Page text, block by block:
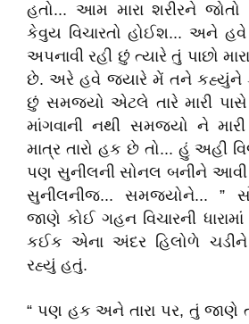
હતો... આમ મારા શરીરને
કેવુય વિચારતો હોઈશ... અને
અપનાવી રહી છું ત્યારે તું પાછો
છે. અરે હવે જયારે મેં તને કહ્યુંને
છું સમજ્યો એટલે તારે મારી પાસે
માંગવાની નથી સમજ્યો ને
માત્ર તારો હક છે તો... હું અહી
પણ સુનીલની સોનલ બનીને
સુનીલનીજ... સમજ્યોને... ”
જાણે કોઈ ગહન વિચારની
કઈક એના અંદર હિલોળે
રહ્યું હતું.
“ પણ હક અને તારા પર, તું જાણે